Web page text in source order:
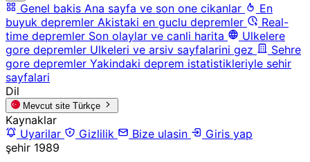
Genel bakis Ana sayfa ve son one cikanlar
En
buyuk depremler Akistaki en guclu depremler
Real-
time depremler Son olaylar ve canli harita
Ulkelere
gore depremler Ulkeleri ve arsiv sayfalarini gez
Sehre
gore depremler Yakindaki deprem istatistikleriyle sehir
sayfalari
Dil
Mevcut site Türkçe
Kaynaklar
Uyarilar
Gizlilik Bize ulasin
Giris yap
şehir 1989